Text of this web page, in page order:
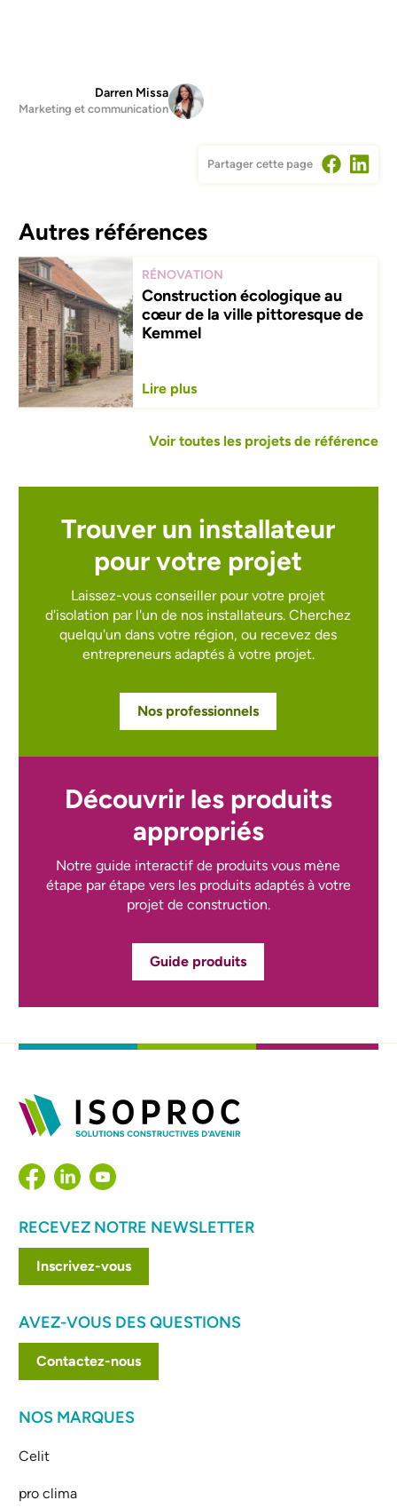
Darren Missa
Marketing et communication
Partager cette page
Autres références
RÉNOVATION
Construction écologique au
cœur de la ville pittoresque de
Kemmel
Lire plus
Voir toutes les projets de référence
Trouver un installateur
pour votre projet
Laissez-vous conseiller pour votre projet
d'isolation par l'un de nos installateurs.Cherchez
quelqu'un dans votre région, ou recevez des
entrepreneurs adaptés à votre projet.
Nos professionnels
Découvrir les produits
appropriés
Notre guide interactif de produits vous mène
étape par étape vers les produits adaptés à votre
projet de construction.
Guide produits
RECEVEZ NOTRE NEWSLETTER
Inscrivez-vous
AVEZ-VOUS DES QUESTIONS
Contactez-nous
NOS MARQUES
Celit
pro clima